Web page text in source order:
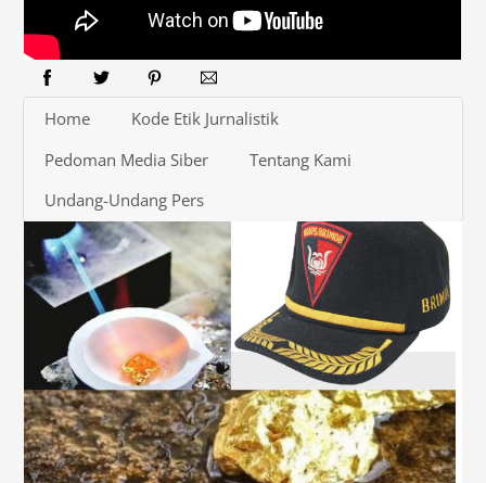
Home
Kode Etik Jurnalistik
Pedoman Media Siber
Tentang Kami
Undang-Undang Pers